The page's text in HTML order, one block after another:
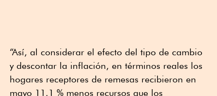
“Así, al considerar el efecto del tipo de cambio
y descontar la inflación, en términos reales los
hogares receptores de remesas recibieron en
mayo 11.1 % menos recursos que los